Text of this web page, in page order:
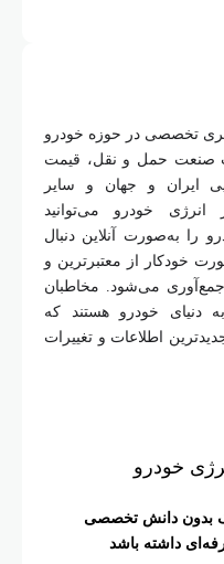
تخصصی در حوزه خودرو
صنعت حمل و نقل، قیمت
ایران و جهان و سایر
خودرو می‌توانید
را به‌صورت آنلاین دنبال
خودکار از معتبرترین و
می‌شود. مخاطبان
دنیای خودرو هستند که
اطلاعات و تغییرات
خودرو
بدون دانش تخصصی
داشته باشد